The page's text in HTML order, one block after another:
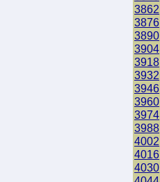
3862
3876
3890
3904
3918
3932
3946
3960
3974
3988
4002
4016
4030